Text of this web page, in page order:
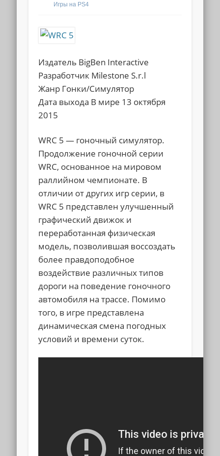
Игры на PS4
Издатель BigBen Interactive
Разработчик Milestone S.r.l
Жанр Гонки/Симулятор
Дата выхода В мире 13 октября
2015
WRC 5 — гоночный симулятор.
Продолжение гоночной серии
WRC, основанное на мировом
раллийном чемпионате. В
отличии от других игр серии, в
WRC 5 представлен улучшенный
графический движок и
переработанная физическая
модель, позволившая воссоздать
более правдоподобное
воздействие различных типов
дороги на поведение гоночного
автомобиля на трассе. Помимо
того, в игре представлена
динамическая смена погодных
условий и времени суток.